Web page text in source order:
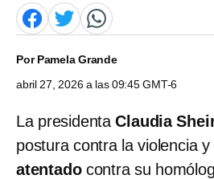
PorPamela Grande
abril 27, 2026 a las 09:45 GMT-6
La presidenta Claudia
postura contra la violencia y
atentadocontra su